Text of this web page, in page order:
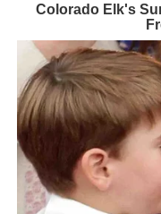
Colorado Elk's